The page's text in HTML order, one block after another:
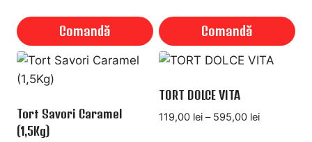
Comandă
148,50 lei
la
297,00 lei
Comandă
Acest
are
mai
Tort Savori Caramel
(1,5Kg)
TORT DOLCE VITA
119,00 lei – 595,00 leiInterval